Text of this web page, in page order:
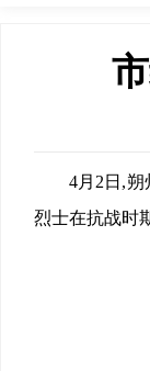
4月2日,
烈士在抗战时